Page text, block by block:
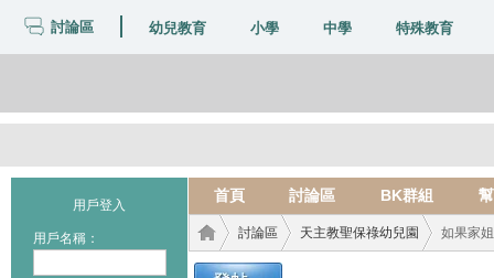
討論區 幼兒教育 小學 中學 特殊教育
用戶登入
用戶名稱：
首頁 討論區 BK群組
討論區 天主教聖保祿幼兒園 如果家